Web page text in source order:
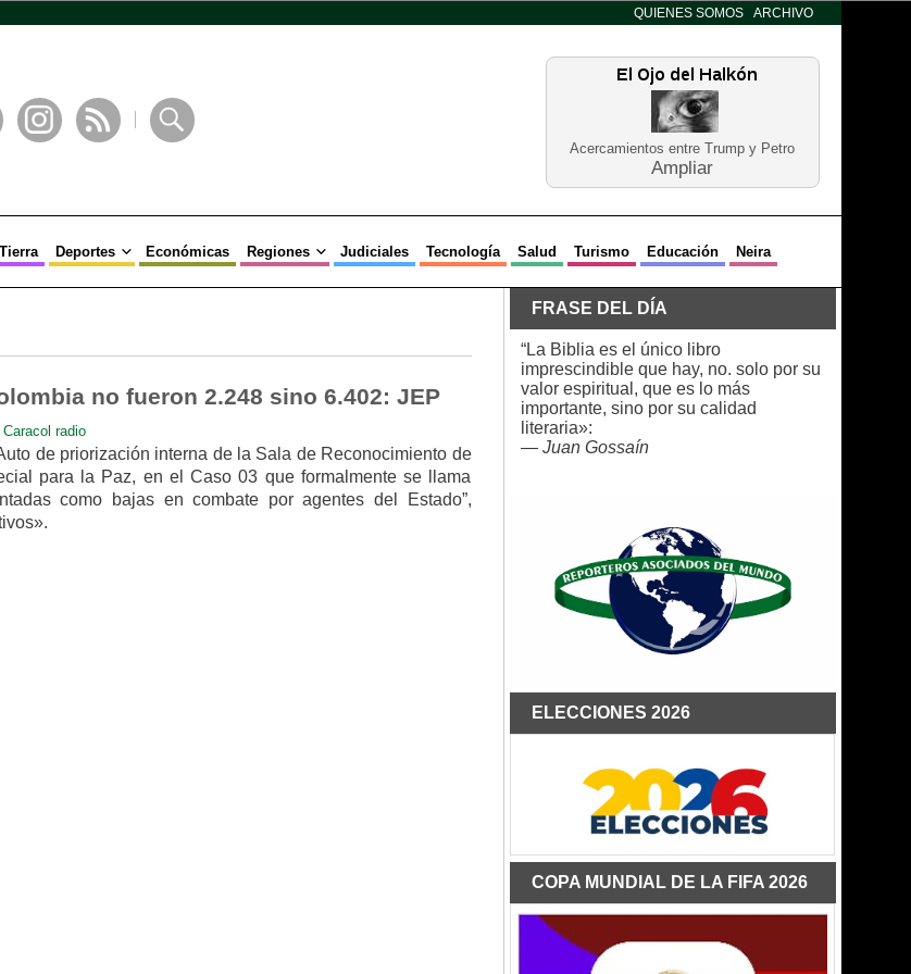
QUIENES SOMOS ARCHIVO
Acercamientos entre Trump y Petro
Ampliar
Deportes Económicas Regiones Judiciales Tecnología Salud Turismo Educación Neira
no fueron 2.248 sino 6.402: JEP
Caracol radio
de priorización interna de la Sala de Reconocimiento de
para la Paz, en el Caso 03 que formalmente se llama
como bajas en combate por agentes del Estado”,
FRASE DEL DÍA
“La Biblia es el único libro
imprescindible que hay, no. solo por su
valor espiritual, que es lo más
importante, sino por su calidad
literaria»:
— Juan Gossaín
ELECCIONES 2026
COPA MUNDIAL DE LA FIFA 2026